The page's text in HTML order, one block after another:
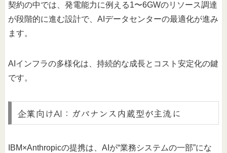
契約の中では、発電能力に例える1〜6GWのリソース調達
が段階的に進む設計で、AIデータセンターの最適化が進み
ます。
AIインフラの多様化は、持続的な成長とコスト安定化の鍵
です。
企業向けAI：ガバナンス内蔵型が主流に
IBM×Anthropicの提携は、AIが“業務システムの一部”にな